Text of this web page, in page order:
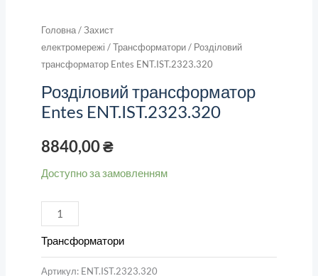
Головна/Захист
електромережі /Трансформатори/ Розділовий
трансформатор Entes ENT.IST.2323.320
Розділовий трансформатор
Entes ENT.IST.2323.320
8840,00₴
Доступно за замовленням
Трансформатори
Артикул: ENT.IST.2323.320